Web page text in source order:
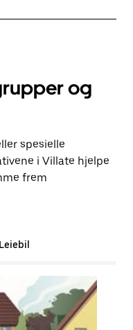
og
spesielle
i Villate hjelpe
frem
Leiebil